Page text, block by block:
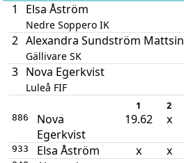
1
Elsa Åström
Nedre Soppero IK
2 Alexandra Sundström Mattsin
Gällivare SK
3 Nova Egerkvist
Luleå FIF
1 2
886
Nova
Egerkvist
19.62 x
933 Elsa Åström x x